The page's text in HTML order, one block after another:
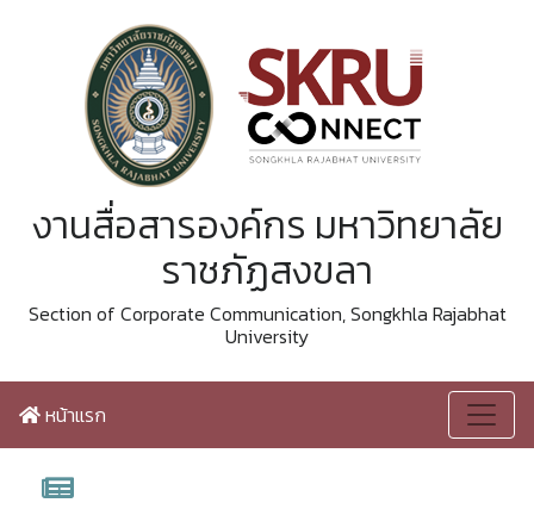
งานสื่อสารองค์กร มหาวิทยาลัย
ราชภัฏสงขลา
Section of Corporate Communication, Songkhla Rajabhat
University
หน้าแรก